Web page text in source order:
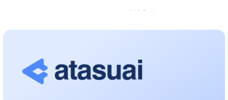
اسحات اسىلبەكوۆ: كۇشتى بيلىككە كۇشتى تۇلعالار كەرەك!